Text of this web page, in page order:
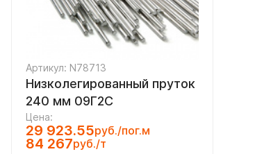
Артикул: N78713
Низколегированный пруток
240 мм 09Г2С
Цена:
29 923.55руб./пог.м
84 267руб./т